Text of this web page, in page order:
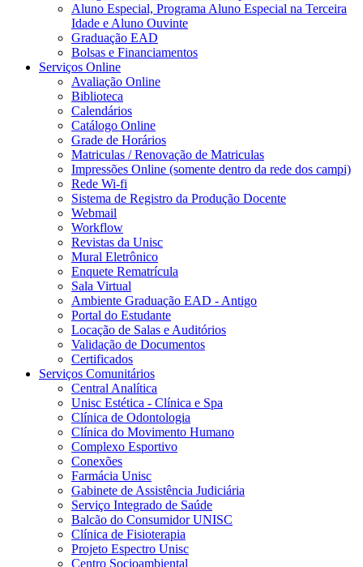
Aluno Especial, Programa Aluno Especial na Terceira
Idade e Aluno Ouvinte
Graduação EAD
Bolsas e Financiamentos
Serviços Online
Avaliação Online
Biblioteca
Calendários
Catálogo Online
Grade de Horários
Matriculas / Renovação de Matriculas
Impressões Online (somente dentro da rede dos campi)
Rede Wi-fi
Sistema de Registro da Produção Docente
Webmail
Workflow
Revistas da Unisc
Mural Eletrônico
Enquete Rematrícula
Sala Virtual
Ambiente Graduação EAD - Antigo
Portal do Estudante
Locação de Salas e Auditórios
Validação de Documentos
Certificados
Serviços Comunitários
Central Analítica
Unisc Estética - Clínica e Spa
Clínica de Odontologia
Clínica do Movimento Humano
Complexo Esportivo
Conexões
Farmácia Unisc
Gabinete de Assistência Judiciária
Serviço Integrado de Saúde
Balcão do Consumidor UNISC
Clínica de Fisioterapia
Projeto Espectro Unisc
Centro Socioambiental